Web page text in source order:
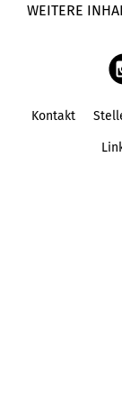
WEITERE
Kontakt